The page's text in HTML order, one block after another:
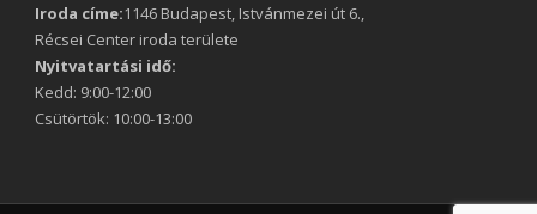
Iroda címe:1146 Budapest, Istvánmezei út 6.,
Récsei Center iroda területe
Nyitvatartási idő:
Kedd: 9:00-12:00
Csütörtök: 10:00-13:00